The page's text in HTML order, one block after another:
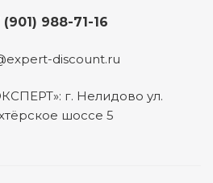
(901) 988-71-16
discount.ru
г. Нелидово ул.
шоссе 5